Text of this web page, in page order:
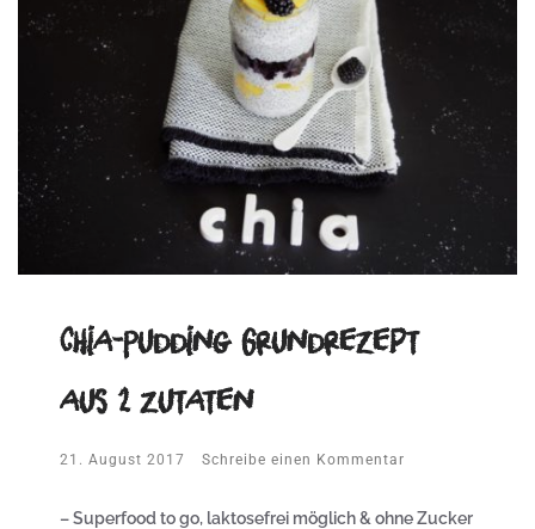
Chia-Pudding Grundrezept
aus 2 Zutaten
21. August 2017 Schreibe einen Kommentar
– Superfood to go, laktosefrei möglich & ohne Zucker